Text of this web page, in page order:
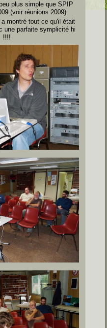
plus simple que SPIP
(voir réunions 2009).
montré tout ce qu'il était
une parfaite symplicité hi
!!!!